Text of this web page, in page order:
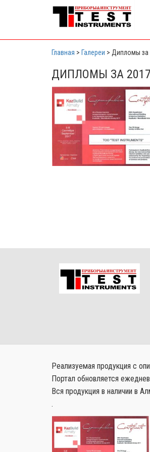
Главная > Галереи > Дипломы за
ДИПЛОМЫ ЗА
Реализуемая продукция с
Портал обновляется
Вся продукция в наличии в
.